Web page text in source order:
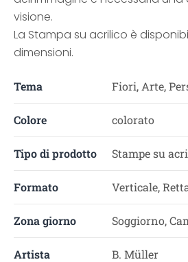
visione.
La Stampa su acrilico è
dimensioni.
Tema Fiori, Arte,
Colore colorato
Tipo di prodotto Stampe su
Formato Verticale,
Zona giorno Soggiorno,
Artista B. Müller